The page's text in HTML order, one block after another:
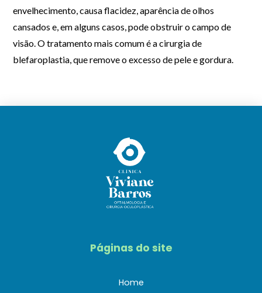
envelhecimento, causa flacidez, aparência de olhos
cansados e, em alguns casos, pode obstruir o campo de
visão. O tratamento mais comum é a cirurgia de
blefaroplastia, que remove o excesso de pele e gordura.
Páginas do site
Home